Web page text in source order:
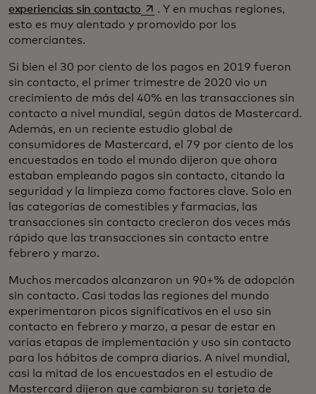
experiencias sin contacto se abre en una pestaña nueva
. Y en muchas regiones,
esto es muy alentado y promovido por los
comerciantes.
Si bien el 30 por ciento de los pagos en 2019 fueron
sin contacto, el primer trimestre de 2020 vio un
crecimiento de más del 40% en las transacciones sin
contacto a nivel mundial, según datos de Mastercard.
Además, en un reciente estudio global de
consumidores de Mastercard, el 79 por ciento de los
encuestados en todo el mundo dijeron que ahora
estaban empleando pagos sin contacto, citando la
seguridad y la limpieza como factores clave. Solo en
las categorías de comestibles y farmacias, las
transacciones sin contacto crecieron dos veces más
rápido que las transacciones sin contacto entre
febrero y marzo.
Muchos mercados alcanzaron un 90+% de adopción
sin contacto. Casi todas las regiones del mundo
experimentaron picos significativos en el uso sin
contacto en febrero y marzo, a pesar de estar en
varias etapas de implementación y uso sin contacto
para los hábitos de compra diarios. A nivel mundial,
casi la mitad de los encuestados en el estudio de
Mastercard dijeron que cambiaron su tarjeta de